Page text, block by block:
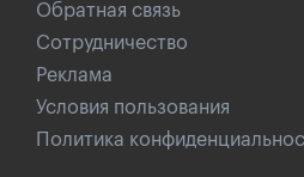
Обратная связь
Сотрудничество
Реклама
Условия пользования
Политика